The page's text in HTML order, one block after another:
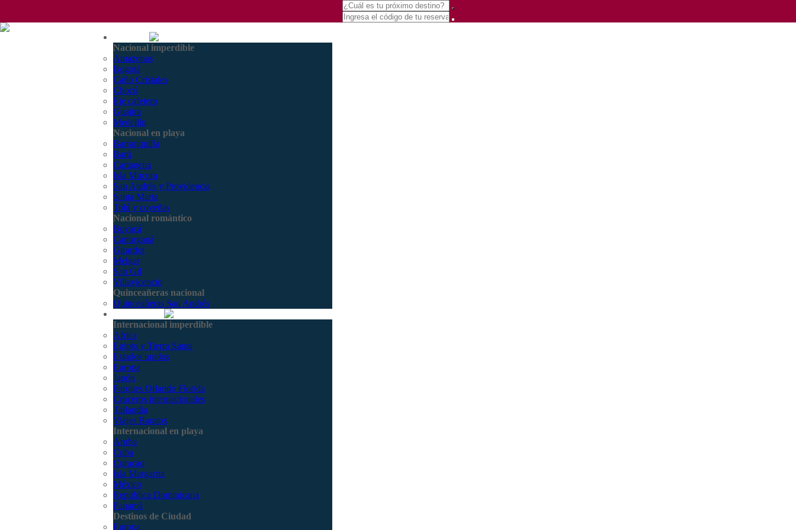
(601) 530 5586 - 3168770630
Nacional imperdible
Amazonas
Bogotá
Caño Cristales
Chocó
Eje cafetero
Guajira
Medellín
Nacional en playa
Barranquilla
Barú
Cartagena
Isla Múcura
San Andrés y Providencia
Santa Marta
Tolú y coveñas
Nacional romántico
Boyacá
Capurganá
Girardot
Melgar
San Gil
Villavicencio
Quinceañeras nacional
Quinceañeras San Andrés
Internacional imperdible
Africa
Egipto y Tierra Santa
Estados unidos
Europa
Japón
Parques Orlando Florida
Cruceros internacionales
Tailandia
Viajes Baratos
Internacional en playa
Aruba
Cuba
Curacao
Isla Margarita
México
República Dominicana
Panamá
Destinos de Ciudad
Europa